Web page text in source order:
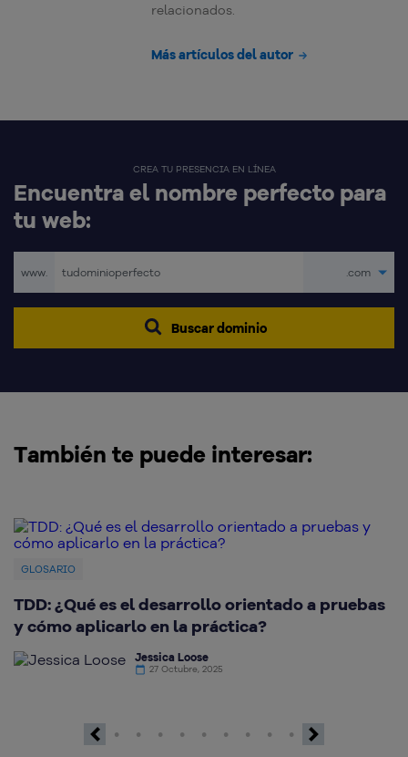
relacionados.
Más artículos del autor
CREA TU PRESENCIA EN LÍNEA
Encuentra el nombre perfecto para
tu web:
www. .com
Buscar dominio
También te puede interesar:
GLOSARIO
TDD: ¿Qué es el desarrollo orientado a pruebas
y cómo aplicarlo en la práctica?
Jessica Loose
27 Octubre, 2025